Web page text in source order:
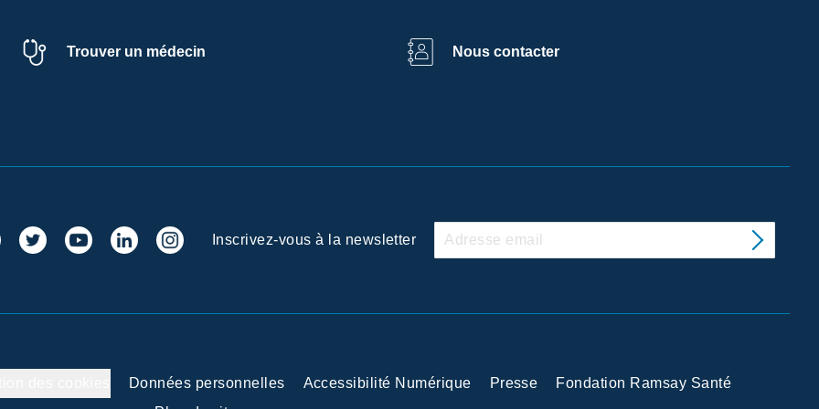
Trouver un médecin Nous contacter
Inscrivez-vous à la newsletter
Données personnelles Accessibilité Numérique Presse
Fondation Ramsay Santé